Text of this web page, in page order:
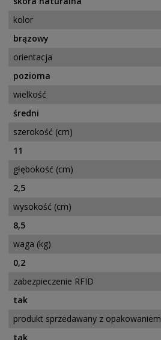
kolor
brązowy
orientacja
pozioma
wielkość
średni
szerokość (cm)
11
głębokość (cm)
2,5
wysokość (cm)
8,5
waga (kg)
0,2
zabezpieczenie RFID
tak
produkt sprzedawany z opakowaniem
tak